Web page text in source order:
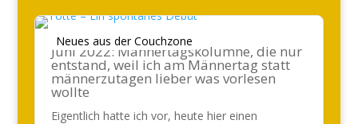
Neues aus der Couchzone
Juni 2022: Männertagskolumne, die nur
entstand, weil ich am Männertag statt
männerzutagen lieber was vorlesen
wollte
Eigentlich hatte ich vor, heute hier einen